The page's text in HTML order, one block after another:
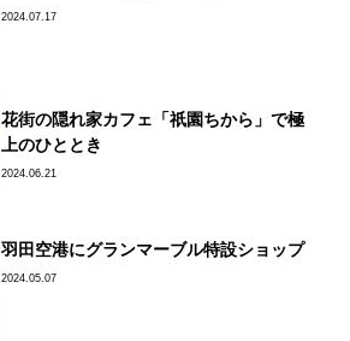
2024.07.17
花街の隠れ家カフェ「祇園ちから」で極
上のひととき
2024.06.21
羽田空港にグランマーブル特設ショップ
2024.05.07